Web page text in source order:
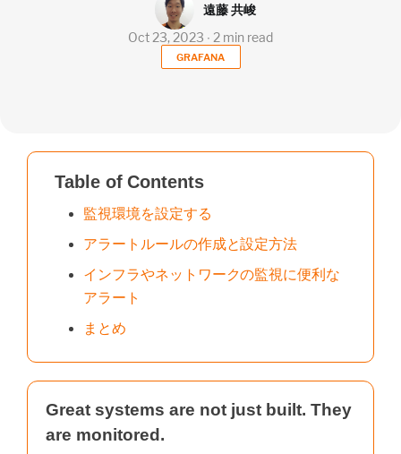
GRAFANA
Oct 23, 2023 ∙ 2 min read
遠藤 共峻
Table of Contents
監視環境を設定する
アラートルールの作成と設定方法
インフラやネットワークの監視に便利な
アラート
まとめ
Great systems are not just built. They
are monitored.